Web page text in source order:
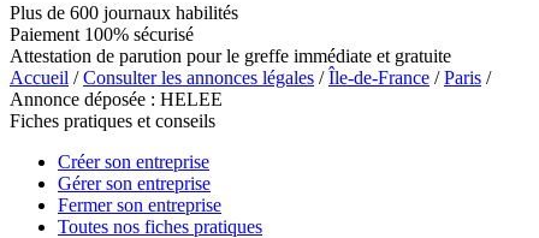
Plus de 600 journaux habilités
Paiement 100% sécurisé
Attestation de parution pour le greffe immédiate et gratuite
Accueil /Consulter les annonces légales /Île-de-France /Paris /
Annonce déposée : HELEE
Fiches pratiques et conseils
Créer son entreprise
Gérer son entreprise
Fermer son entreprise
Toutes nos fiches pratiques